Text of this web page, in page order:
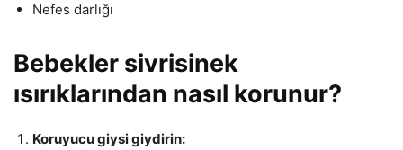
Nefes darlığı
Bebekler sivrisinek
ısırıklarından nasıl korunur?
Koruyucu giysi giydirin: